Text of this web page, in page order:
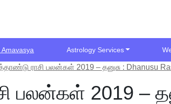
Amavasya Astrology Services
ராசி பலன்கள் 2019 – தனுசு : Dhanusu
பலன்கள் 2019 –